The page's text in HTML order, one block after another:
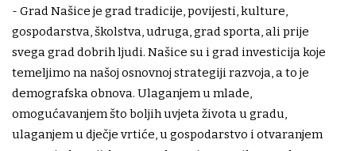
- Grad Našice je grad tradicije, povijesti, kulture,
gospodarstva, školstva, udruga, grad sporta, ali prije
svega grad dobrih ljudi. Našice su i grad investicija koje
temeljimo na našoj osnovnoj strategiji razvoja, a to je
demografska obnova. Ulaganjem u mlade,
omogućavanjem što boljih uvjeta života u gradu,
ulaganjem u dječje vrtiće, u gospodarstvo i otvaranjem